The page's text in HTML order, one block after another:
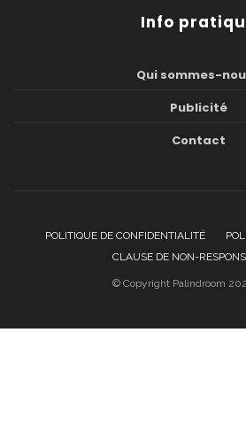
Info
Qui sommes-
Publicité
Contact
POLITIQUE DE CONFIDENTIALITÉ
CLAUSE DE NON-
© Copyright Palindroom